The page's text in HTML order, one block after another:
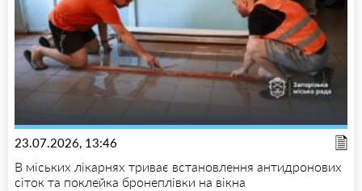
23.07.2026, 13:46
В міських лікарнях триває встановлення антидронових
сіток та поклейка бронеплівки на вікна